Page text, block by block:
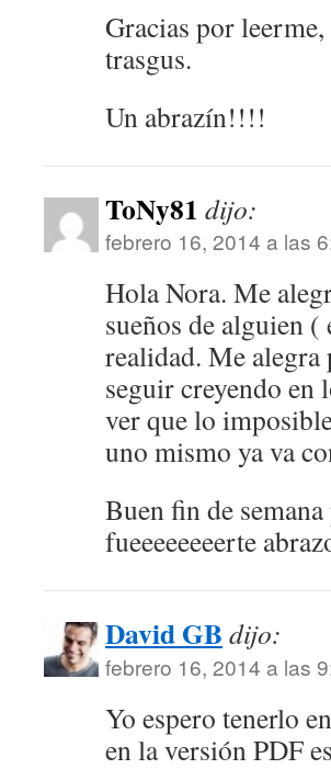
Gracias por
trasgus.
Un abrazín!!!!
ToNy81 dijo:
febrero 16, 2014 a las
Hola Nora. Me
sueños de alguien (
realidad. Me alegra
seguir creyendo
ver que lo
uno mismo ya va
Buen fin de
fueeeeeeeerte
David GB dijo:
febrero 16, 2014 a las
Yo espero tenerlo
en la versión PDF